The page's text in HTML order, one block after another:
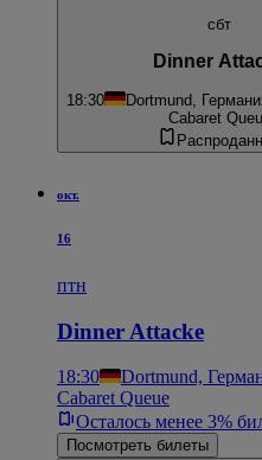
сбт
Dinner
18:30 Dortmund,
Cabaret
окт.
16
птн
Dinner Attacke
18:30 Dortmund,
Cabaret Queue
Осталось менее 3%
Посмотреть билеты